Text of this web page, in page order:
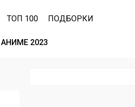
ТОП 100 ПОДБОРКИ
АНИМЕ 2023